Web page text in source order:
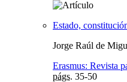
Estado,
Jorge Raúl de
Erasmus: Revista
págs. 35-50